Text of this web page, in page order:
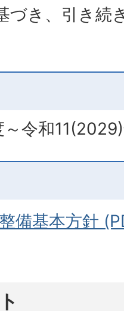
づき、引き続
令和
備基本方針